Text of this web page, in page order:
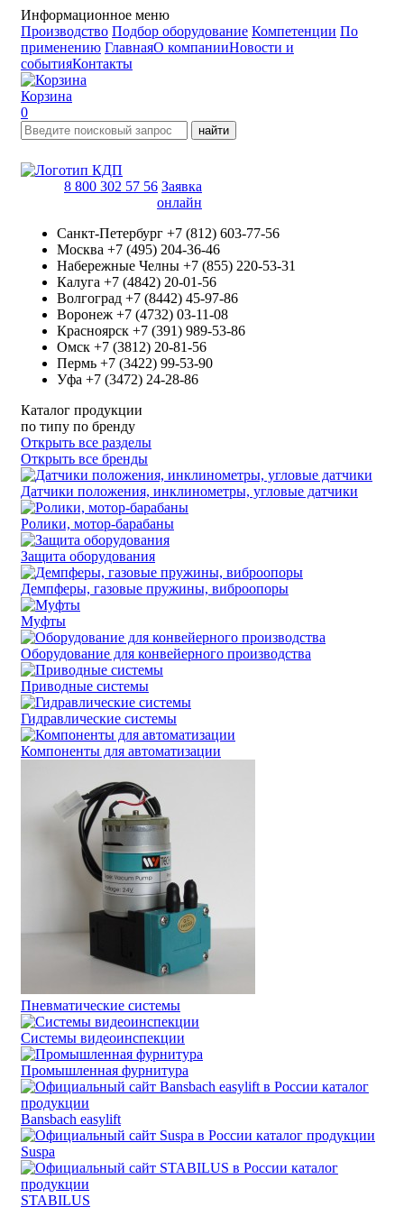
Информационное меню
Производство Подбор оборудование Компетенции По
применению ГлавнаяО компанииНовости и
событияКонтакты
Корзина
0
найти
8 800 302 57 56 Заявка
онлайн
Санкт-Петербург +7 (812) 603-77-56
Москва +7 (495) 204-36-46
Набережные Челны +7 (855) 220-53-31
Калуга +7 (4842) 20-01-56
Волгоград +7 (8442) 45-97-86
Воронеж +7 (4732) 03-11-08
Красноярск +7 (391) 989-53-86
Омск +7 (3812) 20-81-56
Пермь +7 (3422) 99-53-90
Уфа +7 (3472) 24-28-86
Каталог продукции
по типу по бренду
Открыть все разделы
Открыть все бренды
Датчики положения, инклинометры, угловые датчики
Ролики, мотор-барабаны
Защита оборудования
Демпферы, газовые пружины, виброопоры
Муфты
Оборудование для конвейерного производства
Приводные системы
Гидравлические системы
Компоненты для автоматизации
Пневматические системы
Системы видеоинспекции
Промышленная фурнитура
Bansbach easylift
Suspa
STABILUS